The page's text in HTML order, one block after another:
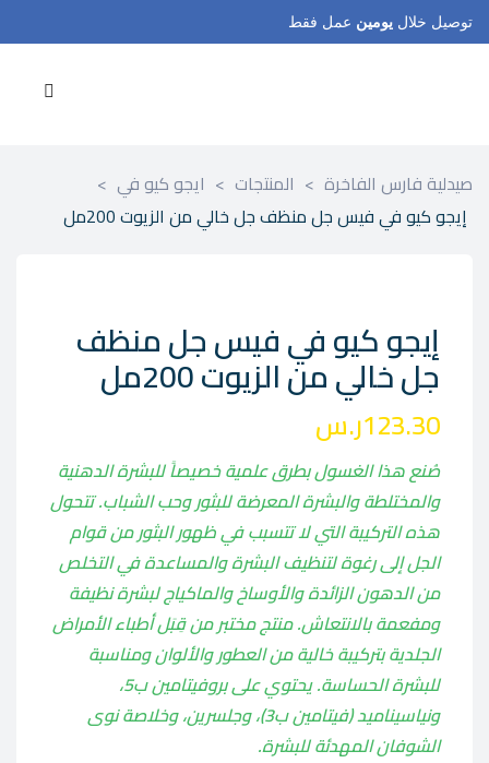
توصيل خلال يومين عمل فقط
صيدلية فارس الفاخرة > المنتجات > ايجو كيو في >
إيجو كيو في فيس جل منظف جل خالي من الزيوت 200مل
إيجو كيو في فيس جل منظف
جل خالي من الزيوت 200مل
123.30ر.س
صُنع هذا الغسول بطرق علمية خصيصاً للبشرة الدهنية
والمختلطة والبشرة المعرضة للبثور وحب الشباب. تتحول
هذه التركيبة التي لا تتسبب في ظهور البثور من قوام
الجل إلى رغوة لتنظيف البشرة والمساعدة في التخلص
من الدهون الزائدة والأوساخ والماكياج لبشرة نظيفة
ومفعمة بالانتعاش. منتج مختبر من قِبَل أطباء الأمراض
الجلدية بتركيبة خالية من العطور والألوان ومناسبة
للبشرة الحساسة. يحتوي على بروفيتامين ب5،
ونياسيناميد (فيتامين ب3)، وجلسرين، وخلاصة نوى
الشوفان المهدئة للبشرة.